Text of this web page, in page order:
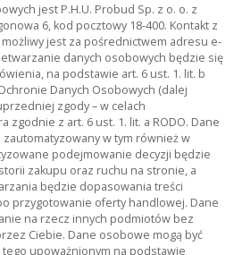
jest P.H.U. Probud Sp. z o. o. z
6, kod pocztowy 18-400. Kontakt z
jest za pośrednictwem adresu e-
danych osobowych będzie się
na podstawie art. 6 ust. 1. lit. b
Danych Osobowych (dalej
zgody – w celach
zgodnie z art. 6 ust. 1. lit. a RODO. Dane
w tym również w
podejmowanie decyzji będzie
zakupu oraz ruchu na stronie, a
będzie dopasowania treści
przygotowanie oferty handlowej. Dane
na rzecz innych podmiotów bez
Ciebie. Dane osobowe mogą być
upoważnionym na podstawie